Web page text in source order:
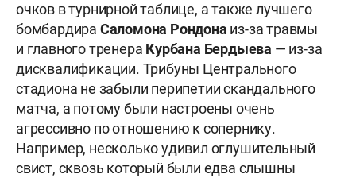
очков в турнирной таблице, а также лучшего
бомбардира Саломона Рондона из-за травмы
и главного тренера Курбана Бердыева — из-за
дисквалификации. Трибуны Центрального
стадиона не забыли перипетии скандального
матча, а потому были настроены очень
агрессивно по отношению к сопернику.
Например, несколько удивил оглушительный
свист, сквозь который были едва слышны